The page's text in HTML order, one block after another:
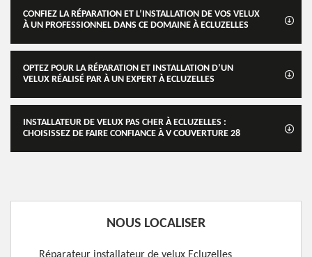
CONFIEZ LA RÉPARATION ET L’INSTALLATION DE VOS VELUX
À UN PROFESSIONNEL DANS CE DOMAINE À ECLUZELLES
OPTEZ POUR LA RÉPARATION ET INSTALLATION D’UN
VELUX RÉALISÉ PAR À UN EXPERT À ECLUZELLES
INSTALLATEUR DE VELUX PAS CHER À ECLUZELLES :
CHOISISSEZ DE FAIRE CONFIANCE À V COUVERTURE 28
NOUS LOCALISER